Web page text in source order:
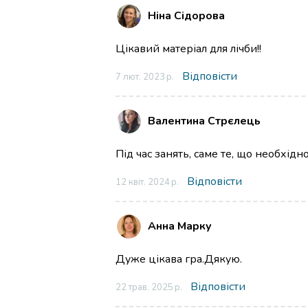
Ніна Сідорова
Цікавий матеріал для лічби!!
7 лют. 2023 р. Відповісти
Валентина Стрєлець
Під час занять, саме те, що
12 квіт. 2024 р. Відповісти
Анна Марку
Дуже цікава гра.Дякую.
22 трав. 2025 р. Відповісти